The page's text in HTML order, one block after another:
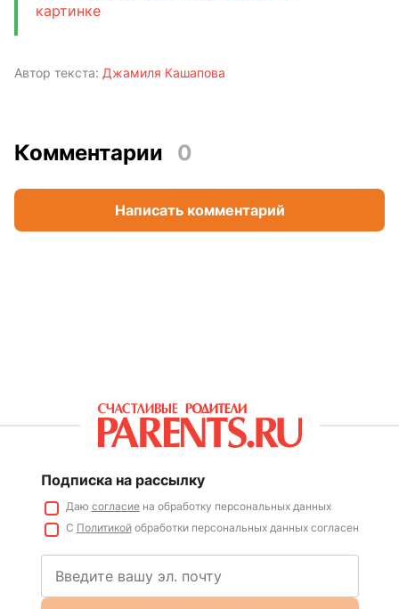
картинке
Автор текста: Джамиля Кашапова
Комментарии 0
Написать комментарий
Подписка на рассылку
Даю согласиена обработку персональных данных
С Политикойобработки персональных данных согласен